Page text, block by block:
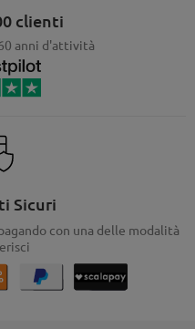
clienti
anni d'attività
Sicuri
con una delle modalità